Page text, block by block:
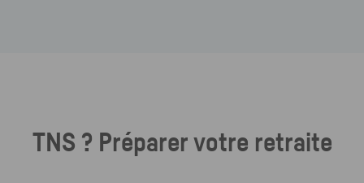
TNS ? Préparer votre retraite